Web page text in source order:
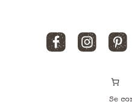
FacebookInstagram
Se